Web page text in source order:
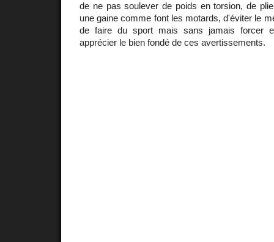
de ne pas soulever de poids en torsion, de
une gaine comme font les motards, d'éviter le
de faire du sport mais sans jamais forcer
apprécier le bien fondé de ces avertissements.